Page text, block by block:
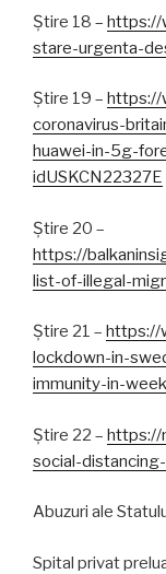
Știre 18 – https://
stare-urgenta-
Știre 19 – https://
coronavirus-
huawei-in-5g-
idUSKCN22327E
Știre 20 –
https://
list-of-illegal-
Știre 21 – https://
lockdown-in-
immunity-in-
Știre 22 – https://
social-
Abuzuri ale
Spital privat